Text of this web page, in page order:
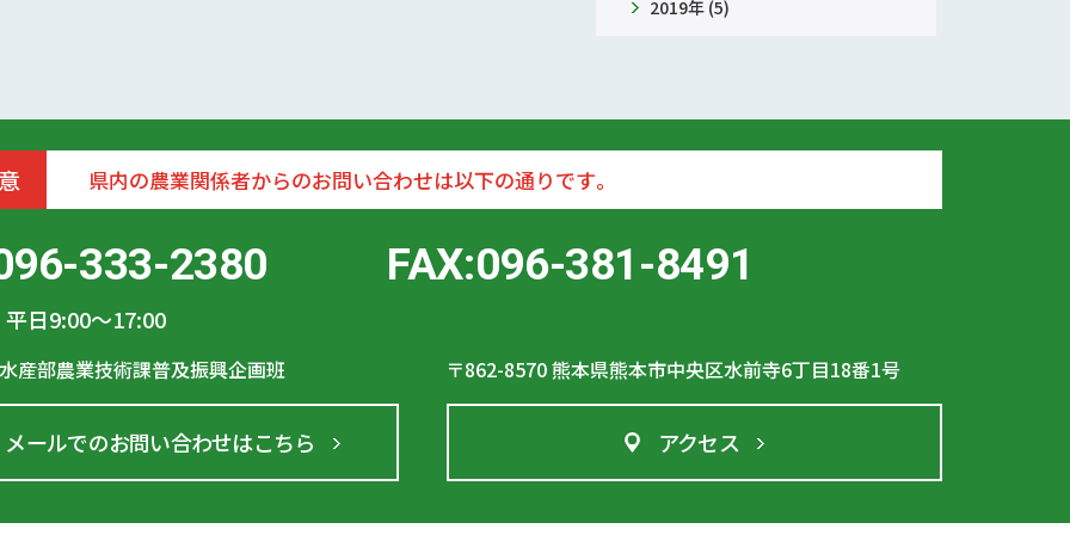
2019年 (5)
県内の農業関係者からのお問い合わせは以下の通りです。
333-2380
平日9:00〜17:00
FAX:096-381-8491
産部農業技術課普及振興企画班 〒862-8570熊本県熊本市中央区水前寺6丁目18番1号
メールでのお問い合わせはこちら アクセス